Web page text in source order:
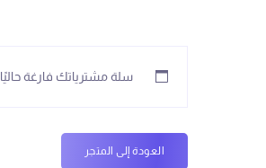
سلة مشترياتك فارغة حاليًا.
العودة إلى المتجر